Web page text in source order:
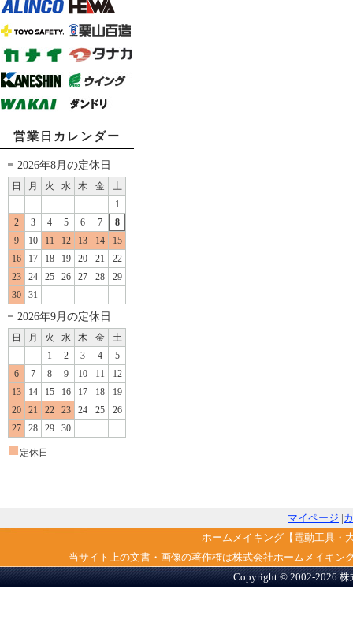
営業日カレンダー
2026年8月の定休日
日 月 火 水 木 金
土
1
2
3 4 5 6 7
8
9
10 11 12 13 14
15
16
17 18 19 20 21
22
23
24 25 26 27 28
29
30
31
2026年9月の定休日
日 月 火 水 木 金
土
1
2 3 4
5
6
7 8 9 10 11
12
13
14 15 16 17 18
19
20
21 22 23 24 25
26
27
28 29 30
■ 定休日
マイページ |
ホームメイキング【電動工具・
当サイト上の文書・画像の著作権は株式会社ホームメイキ
Copyright © 2002-2026